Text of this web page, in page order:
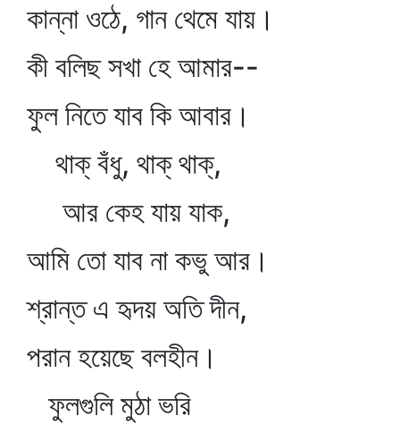
কান্না ওঠে, গান থেমে যায়।
কী বলিছ সখা হে আমার--
ফুল নিতে যাব কি আবার।
থাক্‌ বঁধু, থাক্‌ থাক্‌,
আর কেহ যায় যাক,
আমি তো যাব না কভু আর।
শ্রান্ত এ হৃদয় অতি দীন,
পরান হয়েছে বলহীন।
ফুলগুলি মুঠা ভরি